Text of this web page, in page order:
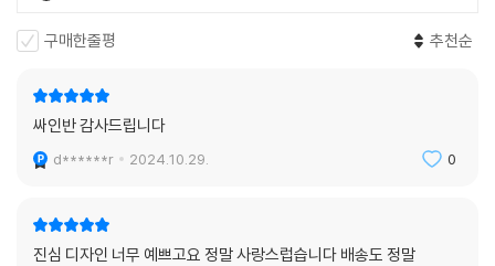
구매한줄평 추천순
싸인반 감사드립니다
d******r 2024.10.29. 0
진심 디자인 너무 예쁘고요 정말 사랑스럽습니다 배송도 정말